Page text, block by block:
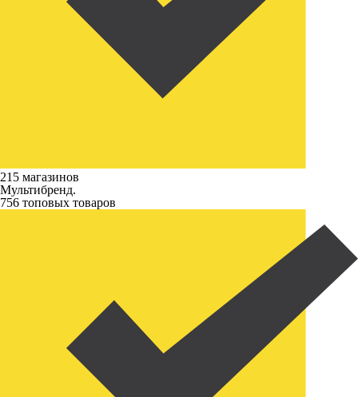
215 магазинов
Мультибренд.
756 топовых товаров